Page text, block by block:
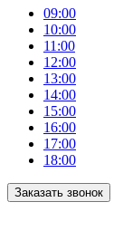
09:00
10:00
11:00
12:00
13:00
14:00
15:00
16:00
17:00
18:00
Заказать звонок